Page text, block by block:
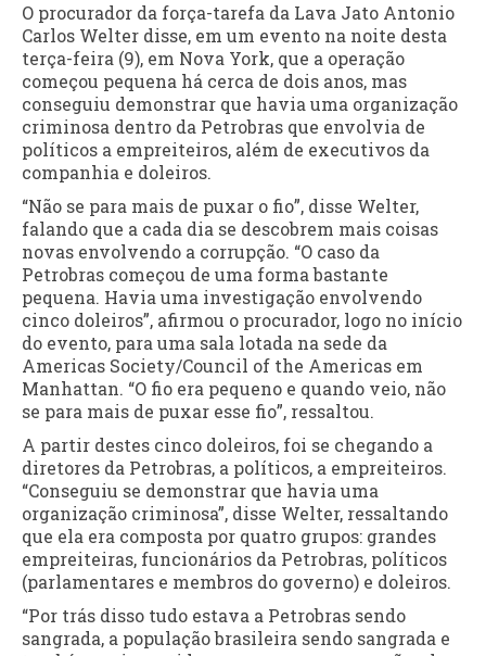
O procurador da força-tarefa da Lava Jato Antonio
Carlos Welter disse, em um evento na noite desta
terça-feira (9), em Nova York, que a operação
começou pequena há cerca de dois anos, mas
conseguiu demonstrar que havia uma organização
criminosa dentro da Petrobras que envolvia de
políticos a empreiteiros, além de executivos da
companhia e doleiros.
“Não se para mais de puxar o fio”, disse Welter,
falando que a cada dia se descobrem mais coisas
novas envolvendo a corrupção. “O caso da
Petrobras começou de uma forma bastante
pequena. Havia uma investigação envolvendo
cinco doleiros”, afirmou o procurador, logo no início
do evento, para uma sala lotada na sede da
Americas Society/Council of the Americas em
Manhattan. “O fio era pequeno e quando veio, não
se para mais de puxar esse fio”, ressaltou.
A partir destes cinco doleiros, foi se chegando a
diretores da Petrobras, a políticos, a empreiteiros.
“Conseguiu se demonstrar que havia uma
organização criminosa”, disse Welter, ressaltando
que ela era composta por quatro grupos: grandes
empreiteiras, funcionários da Petrobras, políticos
(parlamentares e membros do governo) e doleiros.
“Por trás disso tudo estava a Petrobras sendo
sangrada, a população brasileira sendo sangrada e